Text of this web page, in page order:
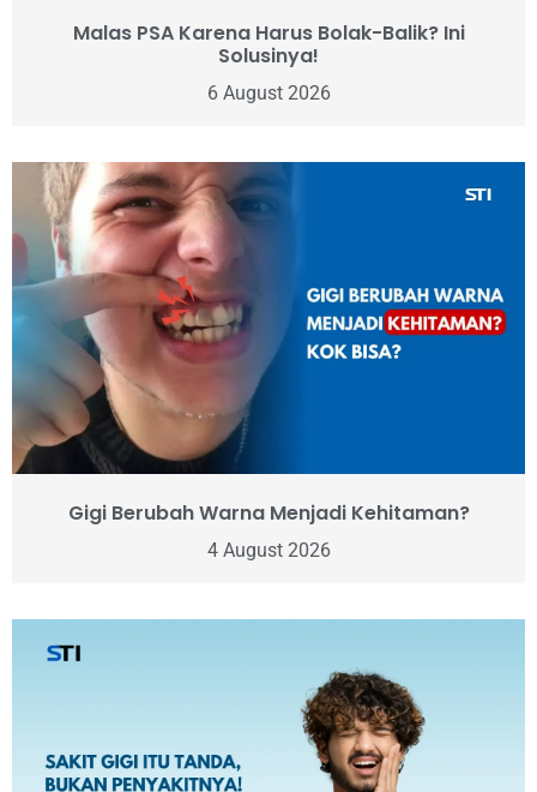
Malas PSA Karena Harus Bolak-Balik? Ini
Solusinya!
6 August 2026
Gigi Berubah Warna Menjadi Kehitaman?
4 August 2026